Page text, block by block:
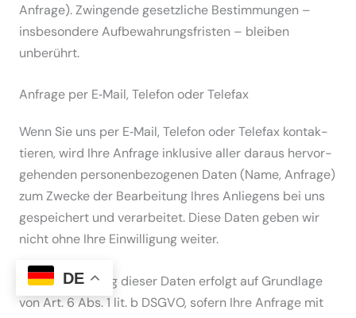
Anfrage). Zwingende gesetz­liche Bestim­mungen –
insbe­sondere Aufbe­wah­rungs­fristen – bleiben
unberührt.
Anfrage per E‑Mail, Telefon oder Telefax
Wenn Sie uns per E‑Mail, Telefon oder Telefax kontak­
tieren, wird Ihre Anfrage inklusive aller daraus hervor­
ge­henden perso­nen­be­zo­genen Daten (Name, Anfrage)
zum Zwecke der Bearbeitung Ihres Anliegens bei uns
gespei­chert und verar­beitet. Diese Daten geben wir
nicht ohne Ihre Einwil­ligung weiter.
Die Verar­beitung dieser Daten erfolgt auf Grundlage
von Art. 6 Abs. 1 lit. b DSGVO, sofern Ihre Anfrage mit
DE